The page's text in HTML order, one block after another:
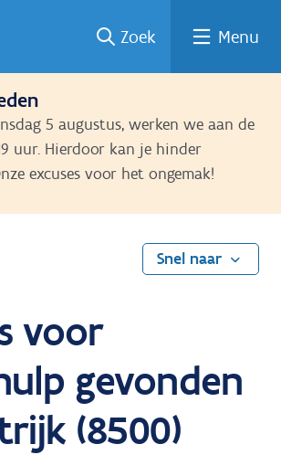
Zoek Menu
5 augustus, werken we aan de
uur. Hierdoor kan je hinder
excuses voor het ongemak!
Snel naar
voor
gevonden
(8500)